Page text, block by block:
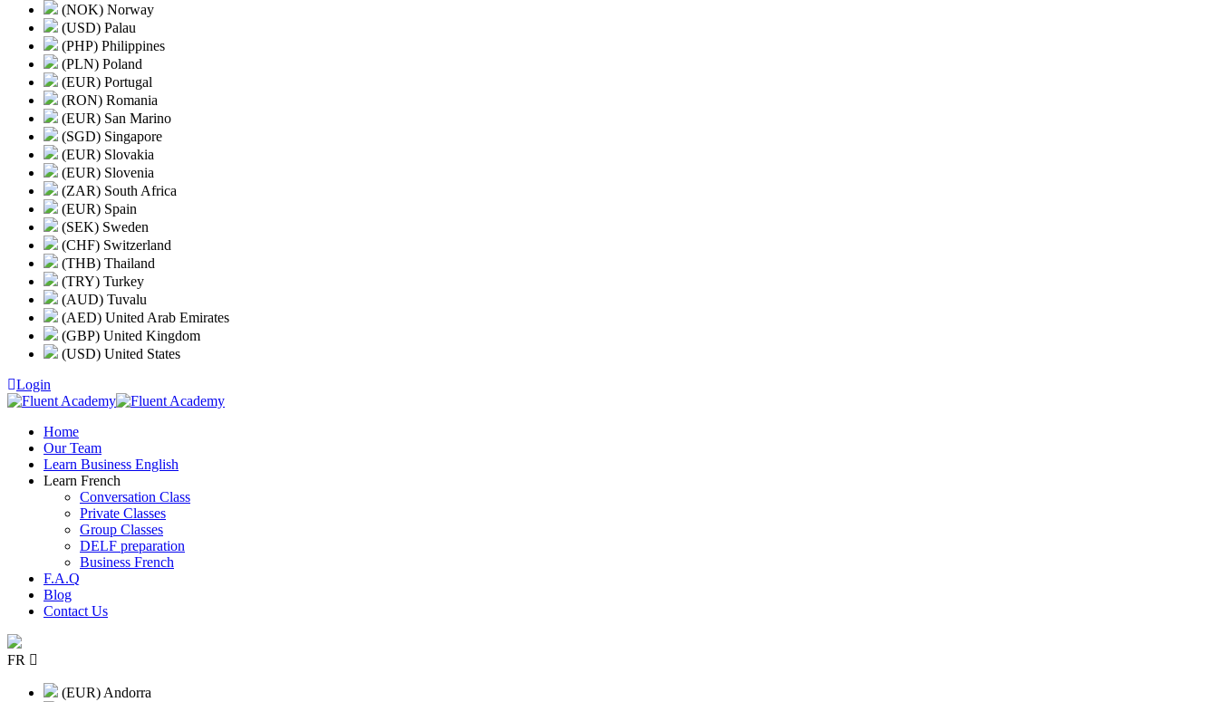
(NOK) Norway
(USD) Palau
(PHP) Philippines
(PLN) Poland
(EUR) Portugal
(RON) Romania
(EUR) San Marino
(SGD) Singapore
(EUR) Slovakia
(EUR) Slovenia
(ZAR) South Africa
(EUR) Spain
(SEK) Sweden
(CHF) Switzerland
(THB) Thailand
(TRY) Turkey
(AUD) Tuvalu
(AED) United Arab Emirates
(GBP) United Kingdom
(USD) United States
Login
Home
Our Team
Learn Business English
Learn French
Conversation Class
Private Classes
Group Classes
DELF preparation
Business French
F.A.Q
Blog
Contact Us
FR
(EUR) Andorra